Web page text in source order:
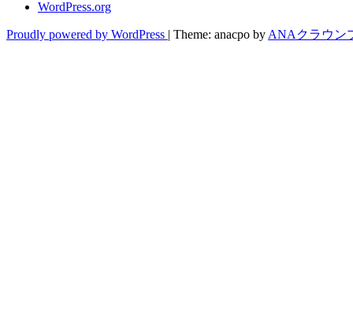
WordPress.org
Proudly powered by WordPress | Theme: anacpo by ANAクラウン